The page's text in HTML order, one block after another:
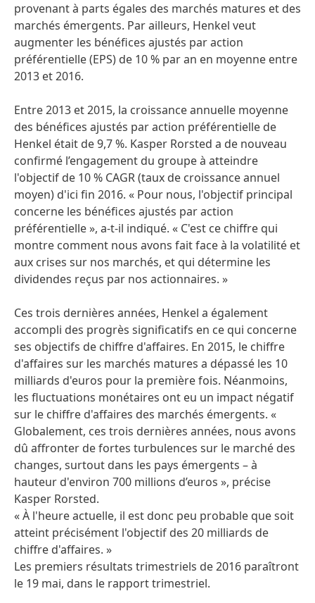
provenant à parts égales des marchés matures et des
marchés émergents. Par ailleurs, Henkel veut
augmenter les bénéfices ajustés par action
préférentielle (EPS) de 10 % par an en moyenne entre
2013 et 2016.
Entre 2013 et 2015, la croissance annuelle moyenne
des bénéfices ajustés par action préférentielle de
Henkel était de 9,7 %. Kasper Rorsted a de nouveau
confirmé l’engagement du groupe à atteindre
l'objectif de 10 % CAGR (taux de croissance annuel
moyen) d'ici fin 2016. « Pour nous, l'objectif principal
concerne les bénéfices ajustés par action
préférentielle », a-t-il indiqué. « C'est ce chiffre qui
montre comment nous avons fait face à la volatilité et
aux crises sur nos marchés, et qui détermine les
dividendes reçus par nos actionnaires. »
Ces trois dernières années, Henkel a également
accompli des progrès significatifs en ce qui concerne
ses objectifs de chiffre d'affaires. En 2015, le chiffre
d'affaires sur les marchés matures a dépassé les 10
milliards d'euros pour la première fois. Néanmoins,
les fluctuations monétaires ont eu un impact négatif
sur le chiffre d'affaires des marchés émergents. «
Globalement, ces trois dernières années, nous avons
dû affronter de fortes turbulences sur le marché des
changes, surtout dans les pays émergents – à
hauteur d'environ 700 millions d’euros », précise
Kasper Rorsted.
« À l'heure actuelle, il est donc peu probable que soit
atteint précisément l'objectif des 20 milliards de
chiffre d'affaires. »
Les premiers résultats trimestriels de 2016 paraîtront
le 19 mai, dans le rapport trimestriel.